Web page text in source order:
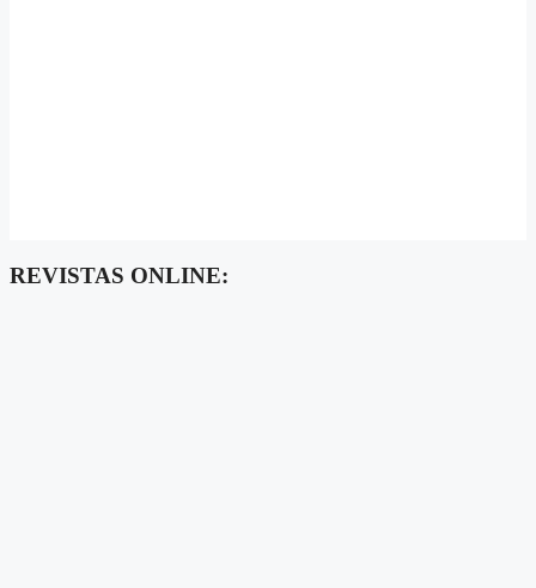
REVISTAS ONLINE: